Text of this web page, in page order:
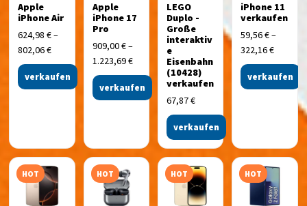
Apple
iPhone Air
624,98€–
802,06€
verkaufen
Apple
iPhone 17
Pro
909,00€–
1.223,69€
verkaufen
LEGO
Duplo -
Große
interaktiv
e
Eisenbahn
(10428)
verkaufen
67,87€
verkaufen
iPhone 11
verkaufen
59,56€–
322,16€
verkaufen
HOT HOT HOT HOT